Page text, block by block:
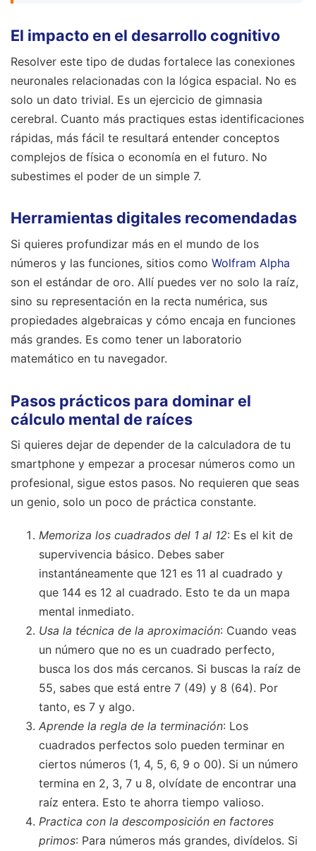
El impacto en el desarrollo cognitivo
Resolver este tipo de dudas fortalece las conexiones
neuronales relacionadas con la lógica espacial. No es
solo un dato trivial. Es un ejercicio de gimnasia
cerebral. Cuanto más practiques estas identificaciones
rápidas, más fácil te resultará entender conceptos
complejos de física o economía en el futuro. No
subestimes el poder de un simple 7.
Herramientas digitales recomendadas
Si quieres profundizar más en el mundo de los
números y las funciones, sitios como Wolfram Alpha
son el estándar de oro. Allí puedes ver no solo la raíz,
sino su representación en la recta numérica, sus
propiedades algebraicas y cómo encaja en funciones
más grandes. Es como tener un laboratorio
matemático en tu navegador.
Pasos prácticos para dominar el
cálculo mental de raíces
Si quieres dejar de depender de la calculadora de tu
smartphone y empezar a procesar números como un
profesional, sigue estos pasos. No requieren que seas
un genio, solo un poco de práctica constante.
Memoriza los cuadrados del 1 al 12: Es el kit de
supervivencia básico. Debes saber
instantáneamente que 121 es 11 al cuadrado y
que 144 es 12 al cuadrado. Esto te da un mapa
mental inmediato.
Usa la técnica de la aproximación: Cuando veas
un número que no es un cuadrado perfecto,
busca los dos más cercanos. Si buscas la raíz de
55, sabes que está entre 7 (49) y 8 (64). Por
tanto, es 7 y algo.
Aprende la regla de la terminación: Los
cuadrados perfectos solo pueden terminar en
ciertos números (1, 4, 5, 6, 9 o 00). Si un número
termina en 2, 3, 7 u 8, olvídate de encontrar una
raíz entera. Esto te ahorra tiempo valioso.
Practica con la descomposición en factores
primos: Para números más grandes, divídelos. Si